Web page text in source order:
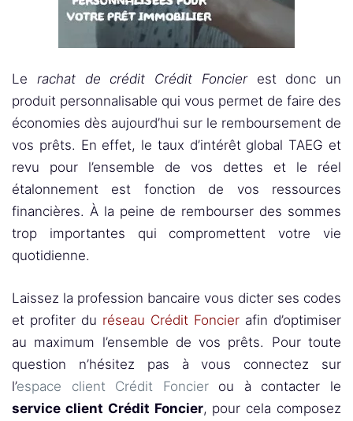
Le rachat de crédit Crédit Foncierest donc un
produit personnalisable qui vous permet de faire des
économies dès aujourd’hui sur le remboursement de
vos prêts. En effet, le taux d’intérêt global TAEG et
revu pour l’ensemble de vos dettes et le réel
étalonnement est fonction de vos ressources
financières. À la peine de rembourser des sommes
trop importantes qui compromettent votre vie
quotidienne.
Laissez la profession bancaire vous dicter ses codes
et profiter du réseau Crédit Foncier afin d’optimiser
au maximum l’ensemble de vos prêts. Pour toute
question n’hésitez pas à vous connectez sur
l’espace client Crédit Foncierou à contacter le
service client Crédit Foncier, pour cela composez